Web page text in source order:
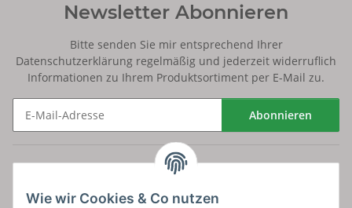
Wie wir Cookies & Co nutzen
Newsletter Abonnieren
Bitte senden Sie mir entsprechend Ihrer
Datenschutzerklärung regelmäßig und jederzeit widerruflich
Informationen zu Ihrem Produktsortiment per E-Mail zu.
Abonnieren